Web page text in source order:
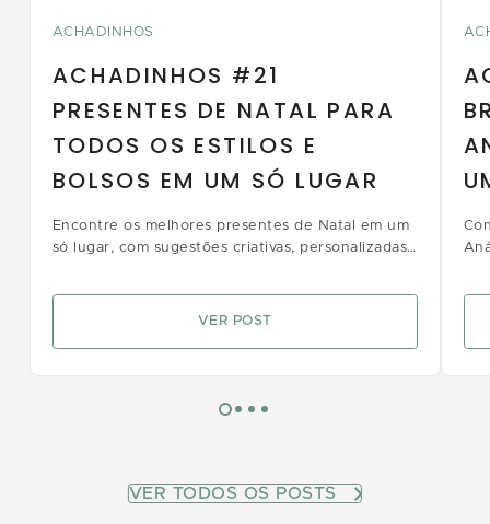
VER TODOS OS POSTS
ACHADINHOS
ACHADINHOS #21
PRESENTES DE NATAL PARA
TODOS OS ESTILOS E
BOLSOS EM UM SÓ LUGAR
Encontre os melhores presentes de Natal em um
só lugar, com sugestões criativas, personalizadas
Franco
VER POST